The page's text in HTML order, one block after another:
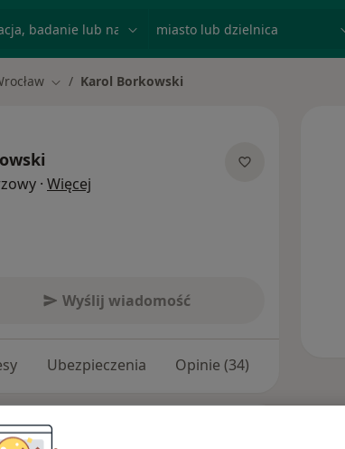
Zmień miasto
Karol Borkowski
· Więcej
Wyślij wiadomość
Ubezpieczenia Opinie (34)